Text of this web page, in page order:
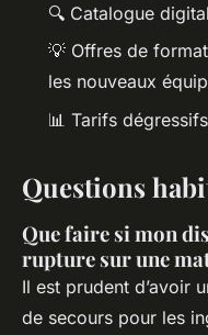
🔍 Catalogue
💡 Offres de
les nouveaux
📊 Tarifs
Questions
Que faire si mon
rupture sur une
Il est prudent d’avoir
de secours pour les